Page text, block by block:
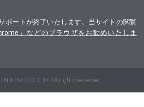
ポートが終了いたします。当サイトの閲覧
」などのブラウザをお勧めいたしま
INC CO. LTD. All rights reserved